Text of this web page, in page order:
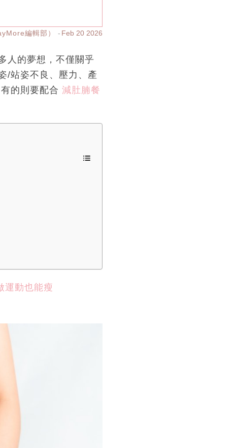
編輯部） Feb 20 2026
人的夢想，不僅關乎
/站姿不良、壓力、產
的則要配合 減肚腩餐
運動也能瘦